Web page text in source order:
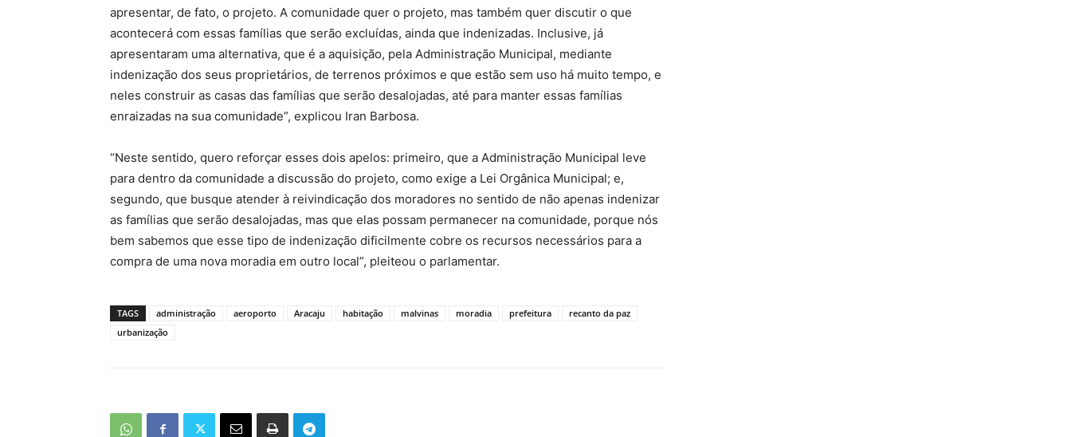
apresentar, de fato, o projeto. A comunidade quer o projeto, mas também quer discutir o que
acontecerá com essas famílias que serão excluídas, ainda que indenizadas. Inclusive, já
apresentaram uma alternativa, que é a aquisição, pela Administração Municipal, mediante
indenização dos seus proprietários, de terrenos próximos e que estão sem uso há muito tempo, e
neles construir as casas das famílias que serão desalojadas, até para manter essas famílias
enraizadas na sua comunidade”, explicou Iran Barbosa.
“Neste sentido, quero reforçar esses dois apelos: primeiro, que a Administração Municipal leve
para dentro da comunidade a discussão do projeto, como exige a Lei Orgânica Municipal; e,
segundo, que busque atender à reivindicação dos moradores no sentido de não apenas indenizar
as famílias que serão desalojadas, mas que elas possam permanecer na comunidade, porque nós
bem sabemos que esse tipo de indenização dificilmente cobre os recursos necessários para a
compra de uma nova moradia em outro local”, pleiteou o parlamentar.
TAGS administração aeroporto Aracaju habitação malvinas moradia prefeitura
recanto da paz
urbanização